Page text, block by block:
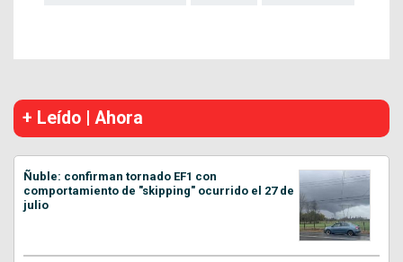
+ Leído | Ahora
Ñuble: confirman tornado EF1 con
comportamiento de "skipping" ocurrido el 27 de
julio